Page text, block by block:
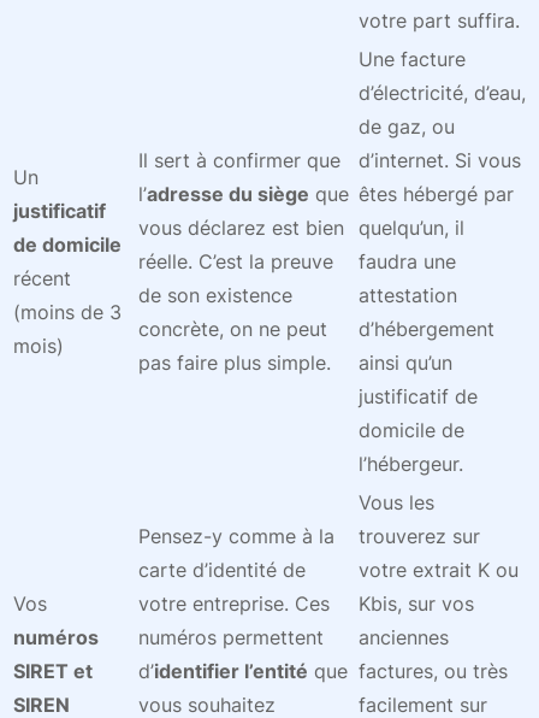
votre part suffira.
Un
justificatif
de domicile
récent
(moins de 3
mois)
Il sert à confirmer que
l’adresse du siège que
vous déclarez est bien
réelle. C’est la preuve
de son existence
concrète, on ne peut
pas faire plus simple.
Une facture
d’électricité, d’eau,
de gaz, ou
d’internet. Si vous
êtes hébergé par
quelqu’un, il
faudra une
attestation
d’hébergement
ainsi qu’un
justificatif de
domicile de
l’hébergeur.
Vos
numéros
SIRET et
SIREN
Pensez-y comme à la
carte d’identité de
votre entreprise. Ces
numéros permettent
d’identifier l’entité que
vous souhaitez
Vous les
trouverez sur
votre extrait K ou
Kbis, sur vos
anciennes
factures, ou très
facilement sur